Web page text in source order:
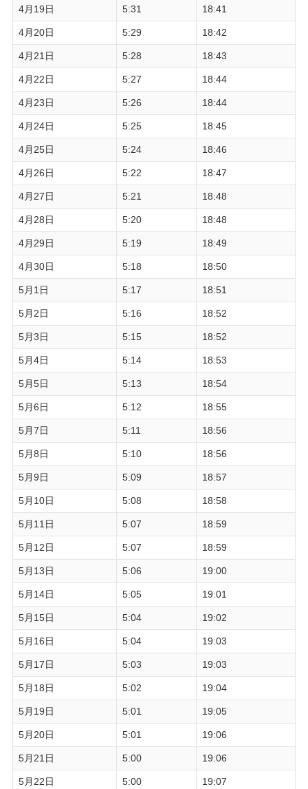
4月19日 5:31 18:41
4月20日 5:29 18:42
4月21日 5:28 18:43
4月22日 5:27 18:44
4月23日 5:26 18:44
4月24日 5:25 18:45
4月25日 5:24 18:46
4月26日 5:22 18:47
4月27日 5:21 18:48
4月28日 5:20 18:48
4月29日 5:19 18:49
4月30日 5:18 18:50
5月1日 5:17 18:51
5月2日 5:16 18:52
5月3日 5:15 18:52
5月4日 5:14 18:53
5月5日 5:13 18:54
5月6日 5:12 18:55
5月7日 5:11 18:56
5月8日 5:10 18:56
5月9日 5:09 18:57
5月10日 5:08 18:58
5月11日 5:07 18:59
5月12日 5:07 18:59
5月13日 5:06 19:00
5月14日 5:05 19:01
5月15日 5:04 19:02
5月16日 5:04 19:03
5月17日 5:03 19:03
5月18日 5:02 19:04
5月19日 5:01 19:05
5月20日 5:01 19:06
5月21日 5:00 19:06
5月22日 5:00 19:07